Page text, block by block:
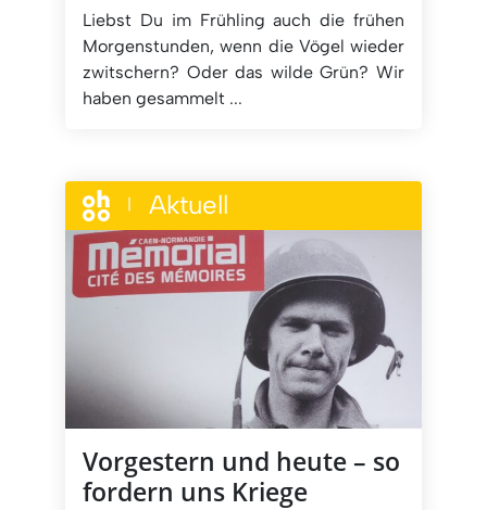
Liebst Du im Frühling auch die frühen
Morgenstunden, wenn die Vögel wieder
zwitschern? Oder das wilde Grün? Wir
haben gesammelt ...
Aktuell
Vorgestern und heute – so
fordern uns Kriege